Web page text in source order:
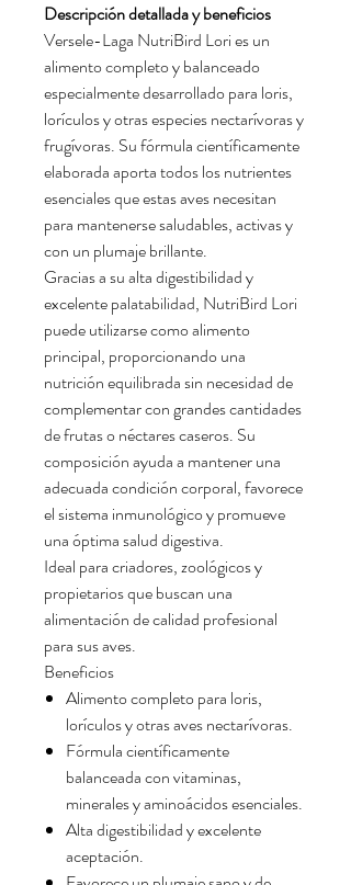
Descripción detallada y beneficios
Versele-Laga NutriBird Lori es un
alimento completo y balanceado
especialmente desarrollado para loris,
lorículos y otras especies nectarívoras y
frugívoras. Su fórmula científicamente
elaborada aporta todos los nutrientes
esenciales que estas aves necesitan
para mantenerse saludables, activas y
con un plumaje brillante.
Gracias a su alta digestibilidad y
excelente palatabilidad, NutriBird Lori
puede utilizarse como alimento
principal, proporcionando una
nutrición equilibrada sin necesidad de
complementar con grandes cantidades
de frutas o néctares caseros. Su
composición ayuda a mantener una
adecuada condición corporal, favorece
el sistema inmunológico y promueve
una óptima salud digestiva.
Ideal para criadores, zoológicos y
propietarios que buscan una
alimentación de calidad profesional
para sus aves.
Beneficios
Alimento completo para loris,
lorículos y otras aves nectarívoras.
Fórmula científicamente
balanceada con vitaminas,
minerales y aminoácidos esenciales.
Alta digestibilidad y excelente
aceptación.